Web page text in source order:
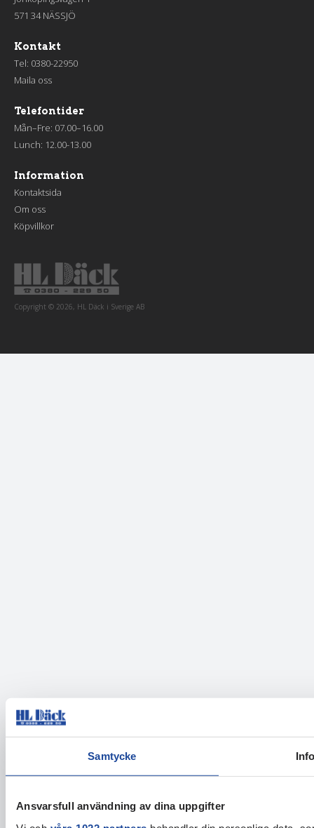
Samtycke
Ansvarsfull användning av dina uppgifter
571 34 NÄSSJÖ
Kontakt
Tel: 0380-22950
Maila oss
Telefontider
Mån–Fre: 07.00–16.00
Lunch: 12.00-13.00
Information
Kontaktsida
Om oss
Köpvillkor
Copyright © 2026, HL Däck i Sverige AB